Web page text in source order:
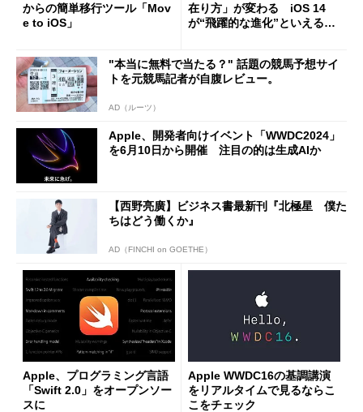
からの簡単移行ツール「Mov
e to iOS」
在り方」が変わる iOS 14
が“飛躍的な進化”といえる理
"本当に無料で当たる？" 話題の競馬予想サイ
トを元競馬記者が自腹レビュー。
AD（ルーツ）
Apple、開発者向けイベント「WWDC2024」
を6月10日から開催 注目の的は生成AIか
【西野亮廣】ビジネス書最新刊『北極星 僕た
ちはどう働くか』
AD（FINCHI on GOETHE）
Apple、プログラミング言語
「Swift 2.0」をオープンソー
スに
Apple WWDC16の基調講演
をリアルタイムで見るならこ
こをチェック